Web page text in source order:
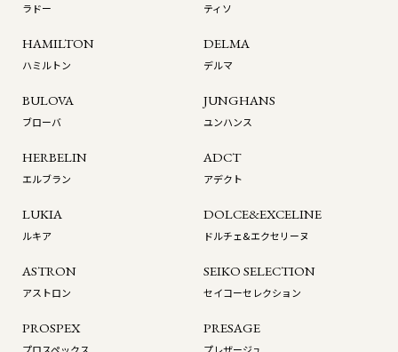
ラドー ティソ
HAMILTON
ハミルトン
DELMA
デルマ
BULOVA
ブローバ
JUNGHANS
ユンハンス
HERBELIN
エルブラン
ADCT
アデクト
LUKIA
ルキア
DOLCE&EXCELINE
ドルチェ&エクセリーヌ
ASTRON
アストロン
SEIKO SELECTION
セイコーセレクション
PROSPEX PRESAGE